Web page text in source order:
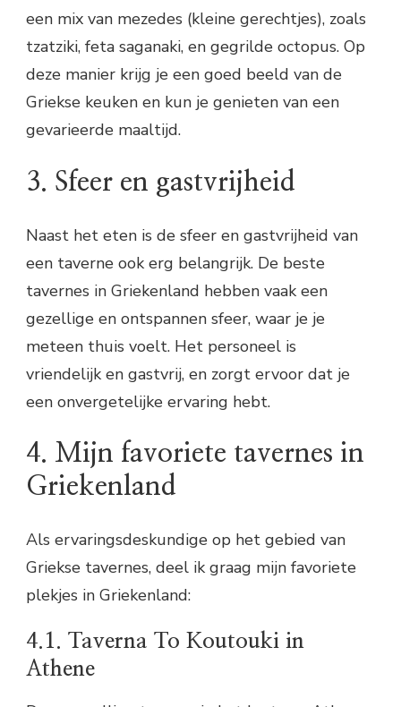
een mix van mezedes (kleine gerechtjes), zoals
tzatziki, feta saganaki, en gegrilde octopus. Op
deze manier krijg je een goed beeld van de
Griekse keuken en kun je genieten van een
gevarieerde maaltijd.
3. Sfeer en gastvrijheid
Naast het eten is de sfeer en gastvrijheid van
een taverne ook erg belangrijk. De beste
tavernes in Griekenland hebben vaak een
gezellige en ontspannen sfeer, waar je je
meteen thuis voelt. Het personeel is
vriendelijk en gastvrij, en zorgt ervoor dat je
een onvergetelijke ervaring hebt.
4. Mijn favoriete tavernes in
Griekenland
Als ervaringsdeskundige op het gebied van
Griekse tavernes, deel ik graag mijn favoriete
plekjes in Griekenland:
4.1. Taverna To Koutouki in
Athene